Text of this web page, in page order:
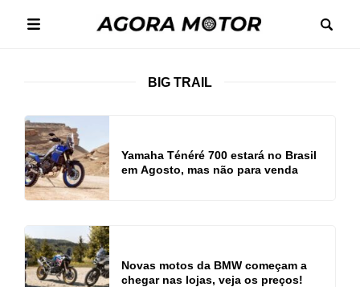
BIG TRAIL
Yamaha Ténéré 700 estará no Brasil
em Agosto, mas não para venda
Novas motos da BMW começam a
chegar nas lojas, veja os preços!